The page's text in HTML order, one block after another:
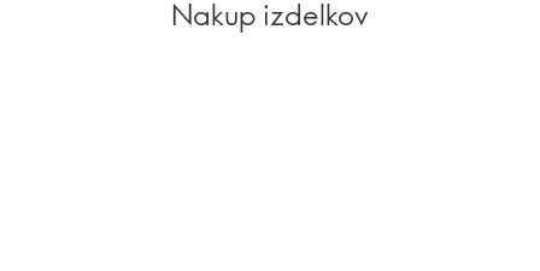
Nakup izdelkov